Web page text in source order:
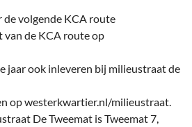
volgende KCA route
van de KCA route op
jaar ook inleveren bij milieustraat de
op westerkwartier.nl/milieustraat.
De Tweemat is Tweemat 7,